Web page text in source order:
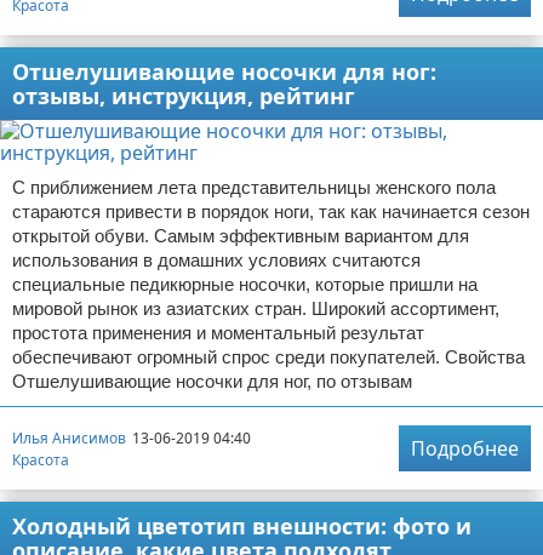
Красота
Отшелушивающие носочки для ног:
отзывы, инструкция, рейтинг
С приближением лета представительницы женского пола
стараются привести в порядок ноги, так как начинается сезон
открытой обуви. Самым эффективным вариантом для
использования в домашних условиях считаются
специальные педикюрные носочки, которые пришли на
мировой рынок из азиатских стран. Широкий ассортимент,
простота применения и моментальный результат
обеспечивают огромный спрос среди покупателей. Свойства
Отшелушивающие носочки для ног, по отзывам
Илья Анисимов 13-06-2019 04:40
Красота
Подробнее
Холодный цветотип внешности: фото и